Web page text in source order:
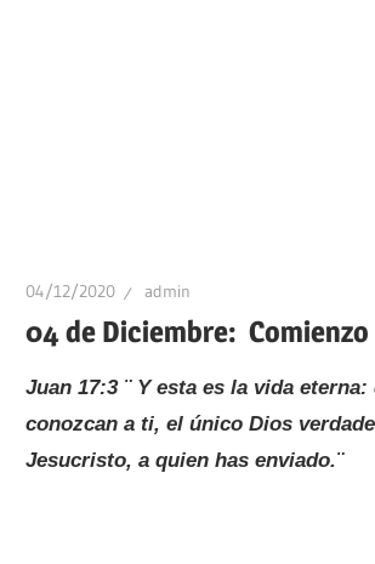
04/12/2020 admin
04 de Diciembre: Comienzo
Juan 17:3 ¨ Y esta es la vida eterna:
conozcan a ti, el único Dios
Jesucristo, a quien has enviado.¨